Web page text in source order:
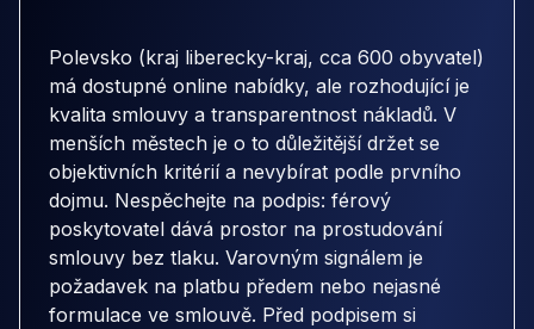
Polevsko (kraj liberecky-kraj, cca 600 obyvatel)
má dostupné online nabídky, ale rozhodující je
kvalita smlouvy a transparentnost nákladů. V
menších městech je o to důležitější držet se
objektivních kritérií a nevybírat podle prvního
dojmu. Nespěchejte na podpis: férový
poskytovatel dává prostor na prostudování
smlouvy bez tlaku. Varovným signálem je
požadavek na platbu předem nebo nejasné
formulace ve smlouvě. Před podpisem si